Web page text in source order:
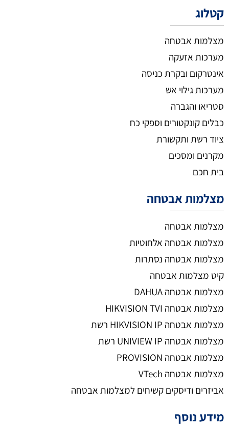
קטלוג
מצלמות אבטחה
מערכות אזעקה
אינטרקום ובקרת כניסה
מערכות גילוי אש
סטריאו והגברה
כבלים קונקטורים וספקי כח
ציוד רשת ותקשורת
מקרנים ומסכים
בית חכם
מצלמות אבטחה
מצלמות אבטחה
מצלמות אבטחה אלחוטיות
מצלמות אבטחה נסתרות
קיט מצלמות אבטחה
מצלמות אבטחה DAHUA
מצלמות אבטחה HIKVISION TVI
מצלמות אבטחה HIKVISION IP רשת
מצלמות אבטחה UNIVIEW IP רשת
מצלמות אבטחה PROVISION
מצלמות אבטחה VTech
אביזרים ודיסקים קשיחים למצלמות אבטחה
מידע נוסף